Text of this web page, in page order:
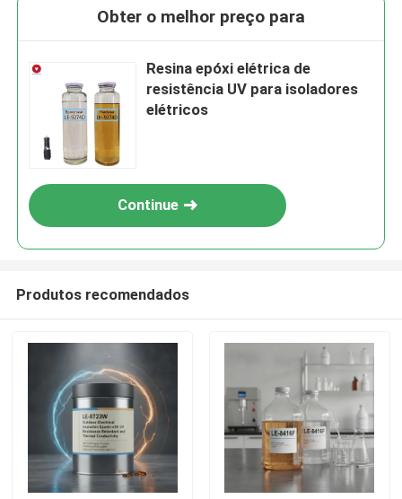
Obter o melhor preço para
Resina epóxi elétrica de
resistência UV para isoladores
elétricos
Continue
Produtos recomendados